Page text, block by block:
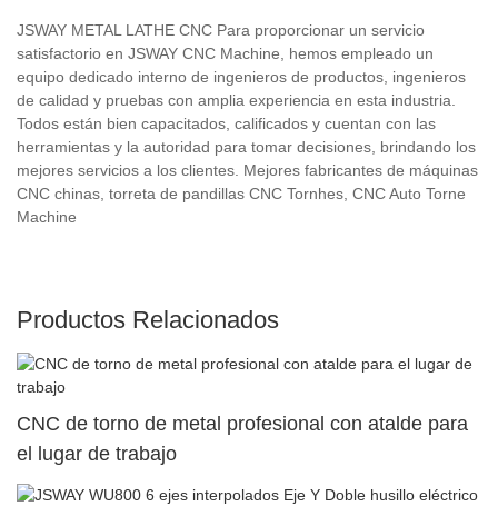
JSWAY METAL LATHE CNC Para proporcionar un servicio
satisfactorio en JSWAY CNC Machine, hemos empleado un
equipo dedicado interno de ingenieros de productos, ingenieros
de calidad y pruebas con amplia experiencia en esta industria.
Todos están bien capacitados, calificados y cuentan con las
herramientas y la autoridad para tomar decisiones, brindando los
mejores servicios a los clientes. Mejores fabricantes de máquinas
CNC chinas, torreta de pandillas CNC Tornhes, CNC Auto Torne
Machine
Productos Relacionados
CNC de torno de metal profesional con atalde para
el lugar de trabajo